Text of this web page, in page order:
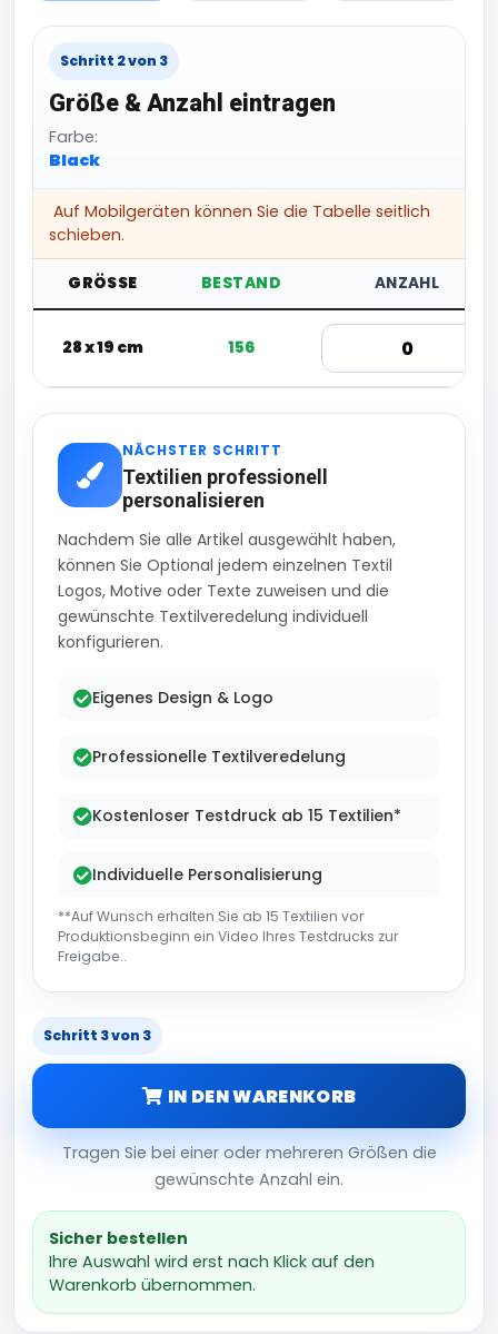
Schritt 2 von 3
Größe & Anzahl eintragen
Farbe:
Black
Auf Mobilgeräten können Sie die Tabelle seitlich
schieben.
GRÖSSE BESTAND ANZAHL
28 x 19 cm 156
NÄCHSTER SCHRITT
Textilien professionell
personalisieren
Nachdem Sie alle Artikel ausgewählt haben,
können Sie Optional jedem einzelnen Textil
Logos, Motive oder Texte zuweisen und die
gewünschte Textilveredelung individuell
konfigurieren.
Eigenes Design & Logo
Professionelle Textilveredelung
Kostenloser Testdruck ab 15 Textilien*
Individuelle Personalisierung
**Auf Wunsch erhalten Sie ab 15 Textilien vor
Produktionsbeginn ein Video Ihres Testdrucks zur
Freigabe..
Schritt 3 von 3
IN DEN WARENKORB
Tragen Sie bei einer oder mehreren Größen die
gewünschte Anzahl ein.
Sicher bestellen
Ihre Auswahl wird erst nach Klick auf den
Warenkorb übernommen.